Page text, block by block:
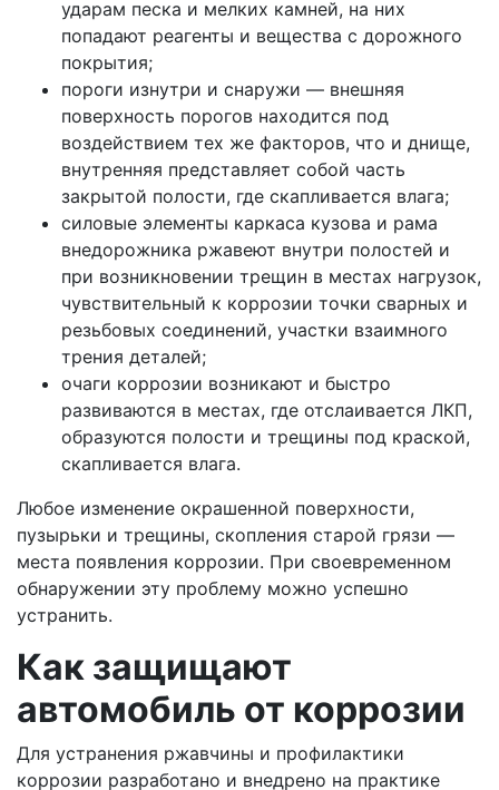
ударам песка и мелких камней, на них
попадают реагенты и вещества с дорожного
покрытия;
пороги изнутри и снаружи — внешняя
поверхность порогов находится под
воздействием тех же факторов, что и днище,
внутренняя представляет собой часть
закрытой полости, где скапливается влага;
силовые элементы каркаса кузова и рама
внедорожника ржавеют внутри полостей и
при возникновении трещин в местах нагрузок,
чувствительный к коррозии точки сварных и
резьбовых соединений, участки взаимного
трения деталей;
очаги коррозии возникают и быстро
развиваются в местах, где отслаивается ЛКП,
образуются полости и трещины под краской,
скапливается влага.
Любое изменение окрашенной поверхности,
пузырьки и трещины, скопления старой грязи —
места появления коррозии. При своевременном
обнаружении эту проблему можно успешно
устранить.
Как защищают
автомобиль от коррозии
Для устранения ржавчины и профилактики
коррозии разработано и внедрено на практике